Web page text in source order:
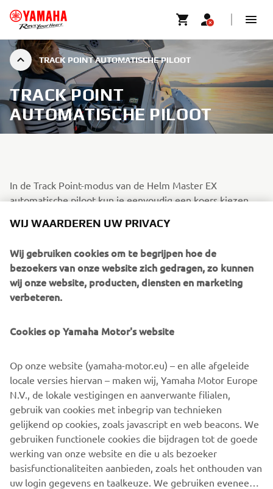
TRACK POINT AUTOMATISCHE PILOOT
TRACK POINT
AUTOMATISCHE PILOOT
In de Track Point-modus van de Helm Master EX
automatische piloot kun je eenvoudig een koers kiezen
zogenaamde "Track Points". De boot beweegt dan soepel
kunt genieten van het comfort van een ontspannen reis,
het uitzicht en een aangenaam gesprek!
Wanneer je de eindbestemming bereikt, kunt je al of niet
SetPoint) of niet en comfortabel navigeren met behulp
mogelijkheid om zich meer te concentreren op de
omgeving. Alle functies kunnen direct worden bediend via
geselecteerde Garmin-kaartplotters.
1/5
WIJ WAARDEREN UW PRIVACY
Wij gebruiken cookies om te begrijpen hoe de
bezoekers van onze website zich gedragen, zo kunnen
wij onze website, producten, diensten en marketing
verbeteren.
Cookies op Yamaha Motor's website
Op onze website (yamaha-motor.eu) – en alle afgeleide
locale versies hiervan – maken wij, Yamaha Motor Europe
N.V., de lokale vestigingen en aanverwante filialen,
gebruik van cookies met inbegrip van technieken
gelijkend op cookies, zoals javascript en web beacons. We
gebruiken functionele cookies die bijdragen tot de goede
werking van onze website en die u als bezoeker
basisfunctionaliteiten aanbieden, zoals het onthouden van
uw login gegevens en taalkeuze. We gebruiken eveneens